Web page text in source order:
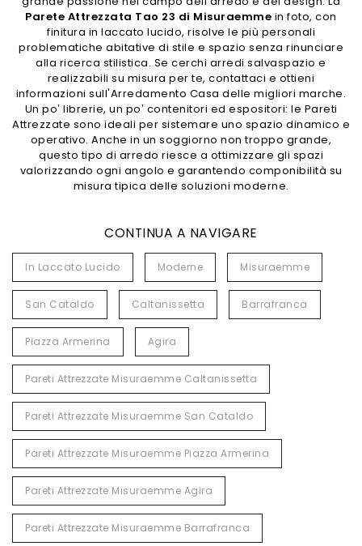
Parete Attrezzata Tao 23 di Misuraemme in foto, con
finitura in laccato lucido, risolve le più personali
problematiche abitative di stile e spazio senza rinunciare
alla ricerca stilistica. Se cerchi arredi salvaspazio e
realizzabili su misura per te, contattaci e ottieni
informazioni sull'Arredamento Casa delle migliori marche.
Un po’ librerie, un po’ contenitori ed espositori: le Pareti
Attrezzate sono ideali per sistemare uno spazio dinamico e
operativo. Anche in un soggiorno non troppo grande,
questo tipo di arredo riesce a ottimizzare gli spazi
valorizzando ogni angolo e garantendo componibilità su
misura tipica delle soluzioni moderne.
CONTINUA A NAVIGARE
In Laccato Lucido Moderne Misuraemme
San Cataldo Caltanissetta Barrafranca
Piazza Armerina Agira
Pareti Attrezzate Misuraemme Caltanissetta
Pareti Attrezzate Misuraemme San Cataldo
Pareti Attrezzate Misuraemme Piazza Armerina
Pareti Attrezzate Misuraemme Agira
Pareti Attrezzate Misuraemme Barrafranca